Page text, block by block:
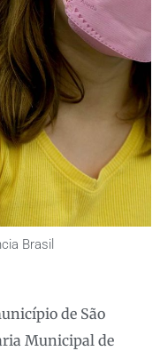
Brasil
de São
Municipal de